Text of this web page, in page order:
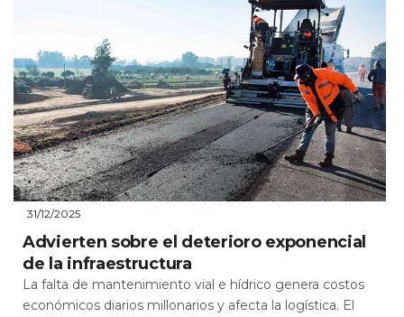
31/12/2025
Advierten sobre el deterioro exponencial
de la infraestructura
La falta de mantenimiento vial e hídrico genera costos
económicos diarios millonarios y afecta la logística. El